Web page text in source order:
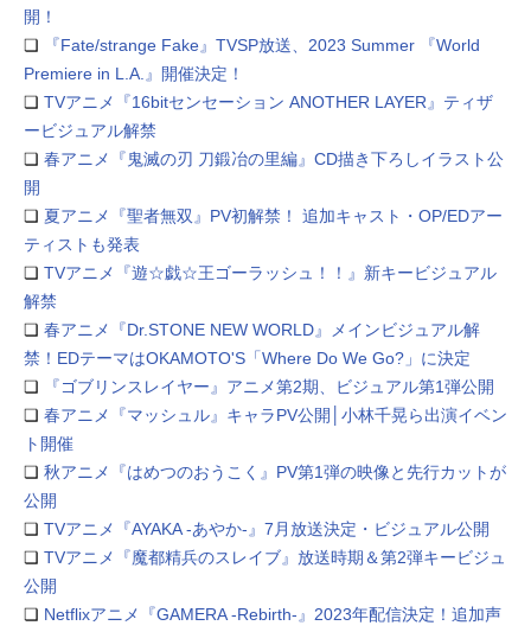
開！
❏
『Fate/strange Fake』TVSP放送、2023 Summer 『World
Premiere in L.A.』開催決定！
❏ TVアニメ『16bitセンセーション ANOTHER LAYER』ティザ
ービジュアル解禁
❏ 春アニメ『鬼滅の刃 刀鍛冶の里編』CD描き下ろしイラスト公
開
❏ 夏アニメ『聖者無双』PV初解禁！ 追加キャスト・OP/EDアー
ティストも発表
❏ TVアニメ『遊☆戯☆王ゴーラッシュ！！』新キービジュアル
解禁
❏ 春アニメ『Dr.STONE NEW WORLD』メインビジュアル解
禁！EDテーマはOKAMOTO'S「Where Do We Go?」に決定
❏
『ゴブリンスレイヤー』アニメ第2期、ビジュアル第1弾公開
❏ 春アニメ『マッシュル』キャラPV公開│小林千晃ら出演イベン
ト開催
❏ 秋アニメ『はめつのおうこく』PV第1弾の映像と先行カットが
公開
❏ TVアニメ『AYAKA ‐あやか‐』7月放送決定・ビジュアル公開
❏ TVアニメ『魔都精兵のスレイブ』放送時期＆第2弾キービジュ
公開
❏ Netflixアニメ『GAMERA -Rebirth-』2023年配信決定！追加声